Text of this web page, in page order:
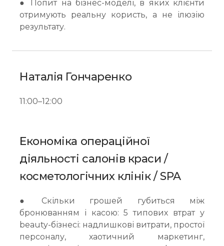
● Попит на бізнес-моделі, в яких клієнти
отримують реальну користь, а не ілюзію
результату.
Наталія Гончаренко
11:00–12:00
Економіка операційної
діяльності салонів краси /
косметологічних клінік / SPA
● Скільки грошей губиться між
бронюванням і касою: 5 типових втрат у
beauty-бізнесі: надлишкові витрати, простої
персоналу, хаотичний маркетинг,